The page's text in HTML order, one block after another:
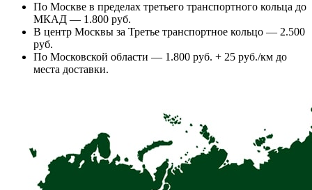
По Москве в пределах третьего транспортного кольца до
МКАД — 1.800 руб.
В центр Москвы за Третье транспортное кольцо — 2.500
руб.
По Московской области — 1.800 руб. + 25 руб./км до
места доставки.